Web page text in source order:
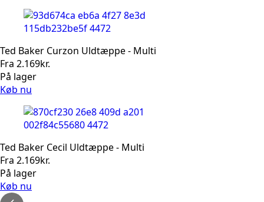
Ted Baker Curzon Uldtæppe - Multi
Fra 2.169kr.
På lager
Køb nu
Ted Baker Cecil Uldtæppe - Multi
Fra 2.169kr.
På lager
Køb nu